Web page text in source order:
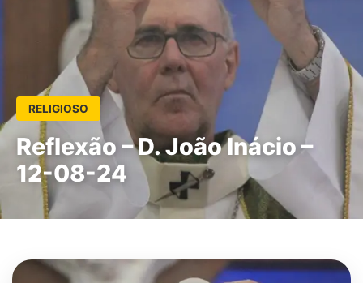
RELIGIOSO
Reflexão – D. João Inácio –
12-08-24